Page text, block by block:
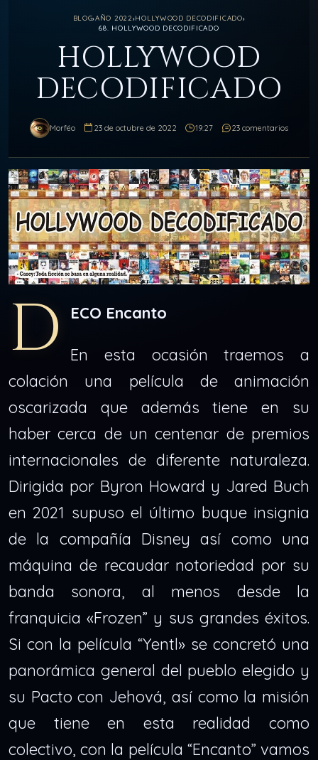
BLOG›AÑO 2022›HOLLYWOOD DECODIFICADO›
68. HOLLYWOOD DECODIFICADO
HOLLYWOOD
DECODIFICADO
Morféo 23 de octubre de 2022 19:27 23 comentarios
D ECO Encanto
En esta ocasión traemos a
colación una película de animación
oscarizada que además tiene en su
haber cerca de un centenar de premios
internacionales de diferente naturaleza.
Dirigida por Byron Howard y Jared Buch
en 2021 supuso el último buque insignia
de la compañía Disney así como una
máquina de recaudar notoriedad por su
banda sonora, al menos desde la
franquicia «Frozen” y sus grandes éxitos.
Si con la película “Yentl» se concretó una
panorámica general del pueblo elegido y
su Pacto con Jehová, así como la misión
que tiene en esta realidad como
colectivo, con la película “Encanto” vamos